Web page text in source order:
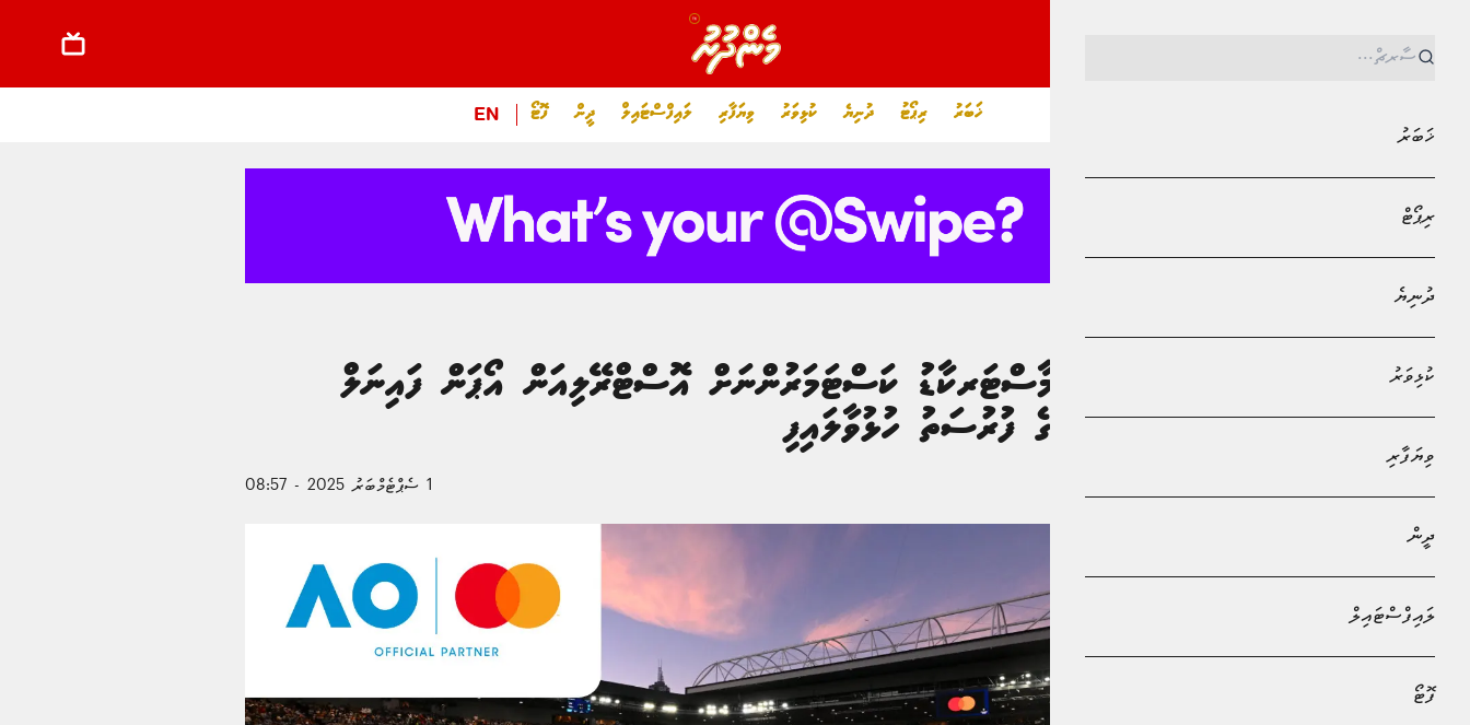
ޚަބަރު ރިޕޯޓު ދުނިޔެ ކުޅިވަރު ވިޔަފާރި ލައިފްސްޓައިލް ދީން ފޮޓޯ EN
ޚަބަރު
ރިޕޯޓް
ދުނިޔެ
ކުޅިވަރު
ވިޔަފާރި
ދީން
ލައިފްސްޓައިލް
ފޮޓޯ
ބީއެމްއެލްއިން މާސްޓަރކާޑު ކަސްޓަމަރުންނަށް އޮސްޓްރޭލިއަން އޯޕަން ފައިނަލް
ބަލާލަން ދިޔުމުގެ ފުރުސަތު ހުޅުވާލައިފި
1 ސެޕްޓެމްބަރު 2025 - 08:57